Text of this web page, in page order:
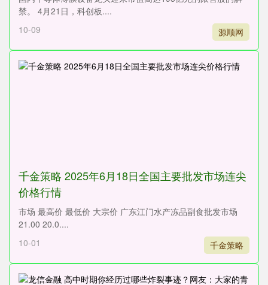
禁。 4月21日，科创板....
10-09
源顺网
千金策略 2025年6月18日全国主要批发市场连尖
价格行情
市场 最高价 最低价 大宗价 广东江门水产冻品副食批发市场
21.00 20.0....
10-01
千金策略